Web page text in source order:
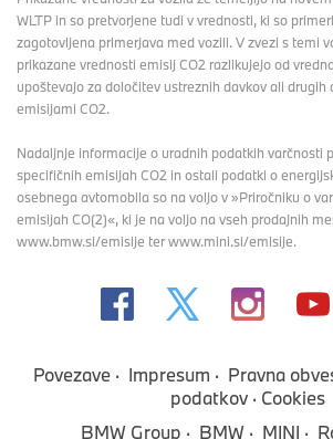
WLTP in so pretvorjene tudi v vrednosti, ki so
zagotovljena primerjava med vozili. V zvezi s temi
prikazane vrednosti emisij CO2 razlikujejo od
upoštevajo za določitev ustreznih davkov ali drugih
emisijami CO2.
Nadaljnje informacije o uradnih podatkih varčnosti
specifičnih emisijah CO2 in ostali podatki o
osebnega avtomobila so na voljo v »Priročniku o
emisijah CO(2)«, ki je na voljo na vseh prodajnih
www.bmw.si/emisije ter www.mini.si/emisije.
Povezave Impresum Pravna
podatkov
Cookies
BMW Group
BMW MINI